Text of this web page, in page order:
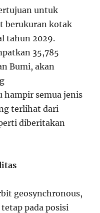
untuk
berukuran kotak
tahun 2029.
35,785
Bumi, akan
semua jenis
terlihat dari
diberitakan
geosynchronous,
pada posisi